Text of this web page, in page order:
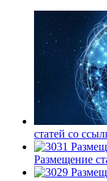
статей сo
Размещение